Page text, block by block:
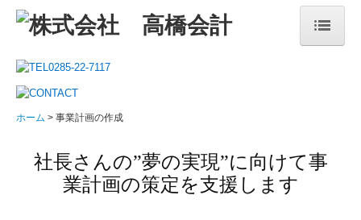
ホーム
事務所案内
個人情報保護方針
ホーム 事業計画の作成
社長さんの”夢の実現”に向けて事
業計画の策定を支援します